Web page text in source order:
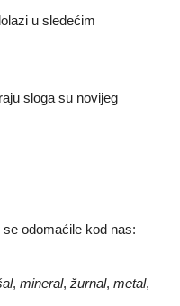
u sledećim
sloga su novijeg
odomaćile kod nas:
, mineral, žurnal, metal,